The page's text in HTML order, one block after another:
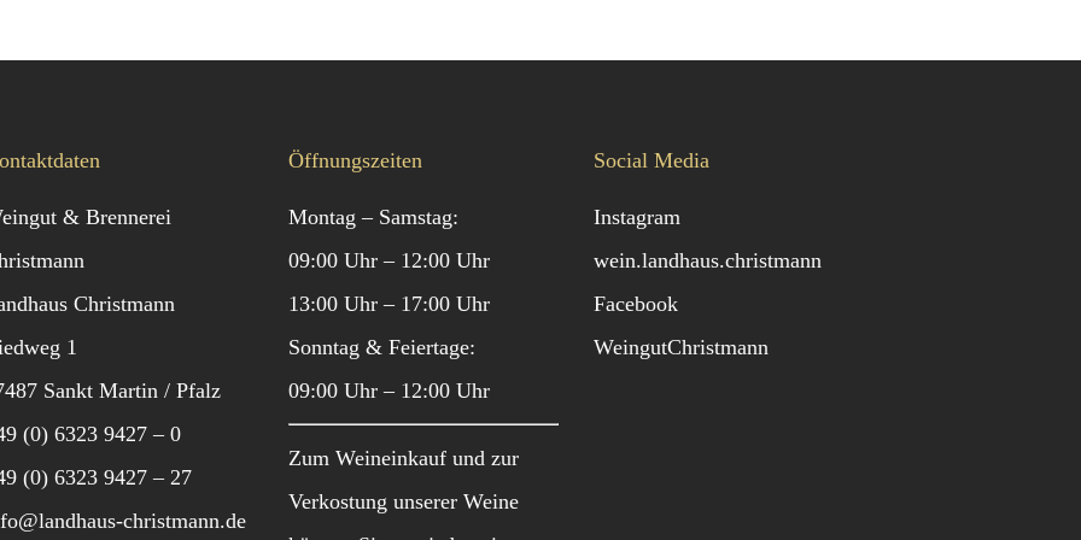
& Brennerei
Christmann
1
Sankt Martin / Pfalz
(0) 6323 9427 – 0
(0) 6323 9427 – 27
christmann.de
Öffnungszeiten
Montag – Samstag:
09:00 Uhr – 12:00 Uhr
13:00 Uhr – 17:00 Uhr
Sonntag & Feiertage:
09:00 Uhr – 12:00 Uhr
Zum Weineinkauf und zur
Verkostung unserer Weine
Social Media
Instagram
wein.landhaus.christmann
Facebook
WeingutChristmann